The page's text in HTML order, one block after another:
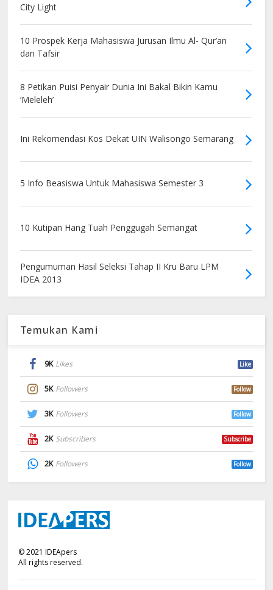
City Light
10 Prospek Kerja Mahasiswa Jurusan Ilmu Al- Qur’an
dan Tafsir
8 Petikan Puisi Penyair Dunia Ini Bakal Bikin Kamu
‘Meleleh’
Ini Rekomendasi Kos Dekat UIN Walisongo Semarang
5 Info Beasiswa Untuk Mahasiswa Semester 3
10 Kutipan Hang Tuah Penggugah Semangat
Pengumuman Hasil Seleksi Tahap II Kru Baru LPM
IDEA 2013
Temukan Kami
9K Likes Like
5K Followers Follow
3K Followers Follow
2K Subscribers Subscribe
2K Followers Follow
©2021 IDEApers
All rights reserved.